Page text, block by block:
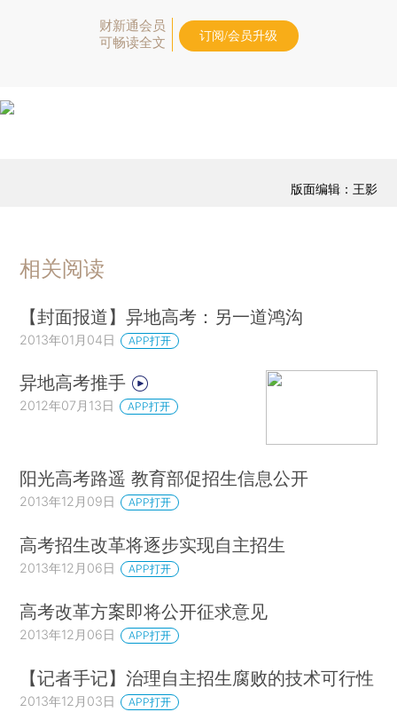
财新通会员
可畅读全文
订阅/会员升级
版面编辑：王影
相关阅读
【封面报道】异地高考：另一道鸿沟
2013年01月04日 APP打开
异地高考推手
2012年07月13日 APP打开
阳光高考路遥 教育部促招生信息公开
2013年12月09日 APP打开
高考招生改革将逐步实现自主招生
2013年12月06日 APP打开
高考改革方案即将公开征求意见
2013年12月06日 APP打开
【记者手记】治理自主招生腐败的技术可行性
2013年12月03日 APP打开